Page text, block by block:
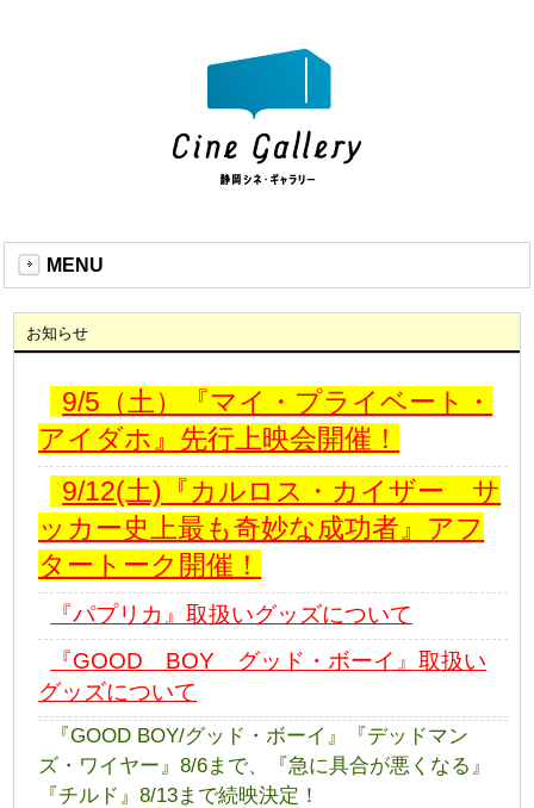
MENU
お知らせ
9/5（土）『マイ・プライベート・
アイダホ』先行上映会開催！
9/12(土)『カルロス・カイザー サ
ッカー史上最も奇妙な成功者』アフ
タートーク開催！
『パプリカ』取扱いグッズについて
『GOOD BOY グッド・ボーイ』取扱い
グッズについて
『GOOD BOY/グッド・ボーイ』『デッドマン
ズ・ワイヤー』8/6まで、『急に具合が悪くなる』
『チルド』8/13まで続映決定！